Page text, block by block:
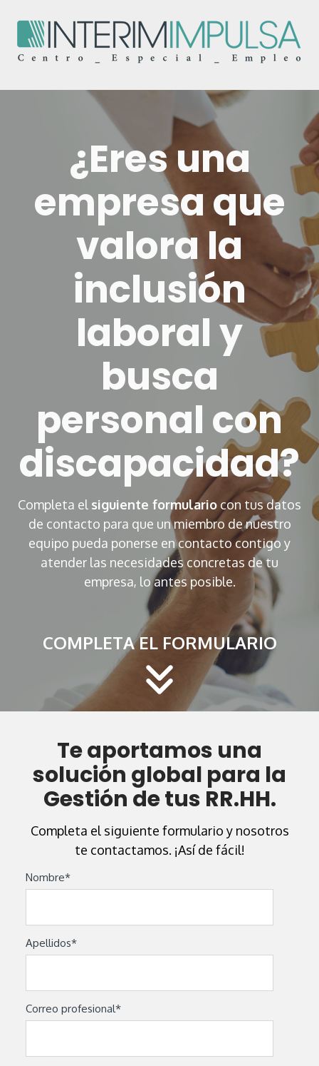
¿Eres una
empresa que
valora la
inclusión
laboral y
busca
personal con
discapacidad?
Completa el siguiente formulario con tus datos
de contacto para que un miembro de nuestro
equipo pueda ponerse encontacto contigo y
atender las necesidades concretas de tu
empresa, lo antes posible.
COMPLETA EL FORMULARIO
Te aportamos una
solución global para la
Gestión de tus RR.HH.
Completa el siguiente formulario y nosotros
te contactamos. ¡Así de fácil!
Nombre*
Apellidos*
Correo profesional*